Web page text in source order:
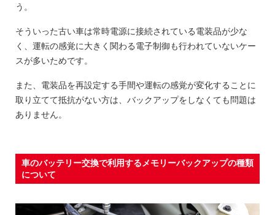
う。
そういった古い車は常時電源に接続されている電装品が少な
く、運転の感覚に大きく関わる電子制御も行われていないケー
スが多いためです。
また、電装品を再設定する手間や運転の感覚が変化することに
取り立てて抵抗がない方は、バックアップをしなくても問題は
ありません。
車のバッテリー交換で利用するメモリーバックアップの種類
について